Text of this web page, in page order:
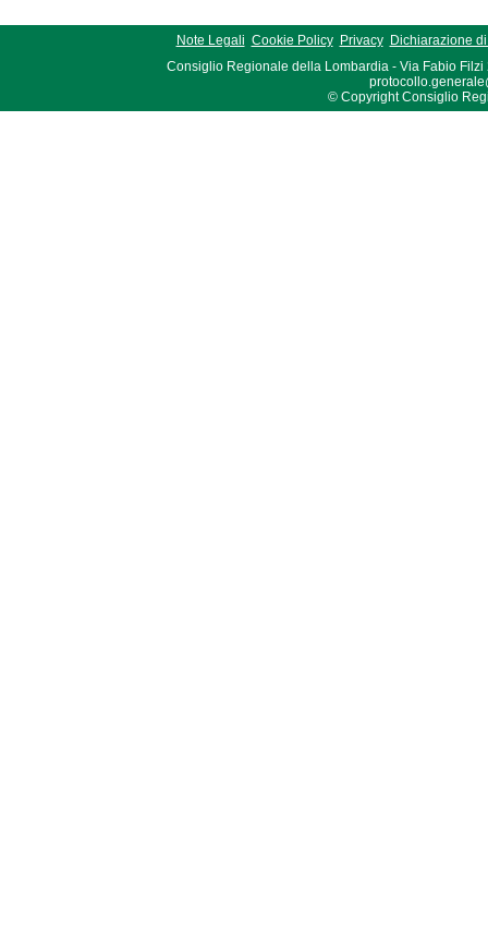
Note Legali Cookie Policy Privacy
Dichiarazione
Consiglio Regionale della Lombardia - Via Fabio Filzi
© Copyright Consiglio